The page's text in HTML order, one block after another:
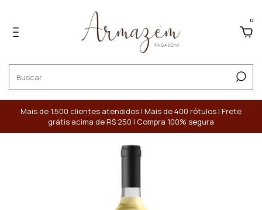
0
Mais de 1.500 clientes atendidos | Mais de 400 rótulos | Frete
grátis acima de R$ 250 | Compra 100% segura